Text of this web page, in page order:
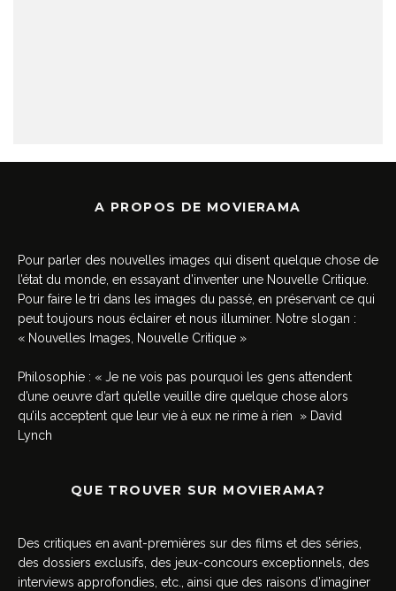
A PROPOS DE MOVIERAMA
Pour parler des nouvelles images qui disent quelque chose de
l’état du monde, en essayant d’inventer une Nouvelle Critique.
Pour faire le tri dans les images du passé, en préservant ce qui
peut toujours nous éclairer et nous illuminer. Notre slogan :
« Nouvelles Images, Nouvelle Critique »
Philosophie : « Je ne vois pas pourquoi les gens attendent
d’une oeuvre d’art qu’elle veuille dire quelque chose alors
qu’ils acceptent que leur vie à eux ne rime à rien » David
Lynch
QUE TROUVER SUR MOVIERAMA?
Des critiques en avant-premières sur des films et des séries,
des dossiers exclusifs, des jeux-concours exceptionnels, des
interviews approfondies, etc., ainsi que des raisons d’imaginer